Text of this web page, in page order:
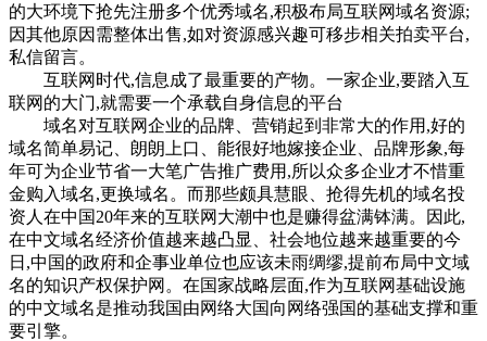
的大环境下抢先注册多个优秀域名,积极布局互联网域名资源;
因其他原因需整体出售,如对资源感兴趣可移步相关拍卖平台,
私信留言。‌
互联网时代,信息成了最重要的产物。一家企业,要踏入互
联网的大门,就需要一个承载自身信息的平台
域名对互联网企业的品牌、营销起到非常大的作用,好的
域名简单易记、朗朗上口、能很好地嫁接企业、品牌形象,每
年可为企业节省一大笔广告推广费用,所以众多企业才不惜重
金购入域名,更换域名。而那些颇具慧眼、抢得先机的域名投
资人在中国20年来的互联网大潮中也是赚得盆满钵满。因此,
在中文域名经济价值越来越凸显、社会地位越来越重要的今
日,中国的政府和企事业单位也应该未雨绸缪,提前布局中文域
名的知识产权保护网。在国家战略层面,作为互联网基础设施
的中文域名是推动我国由网络大国向网络强国的基础支撑和重
要引擎。